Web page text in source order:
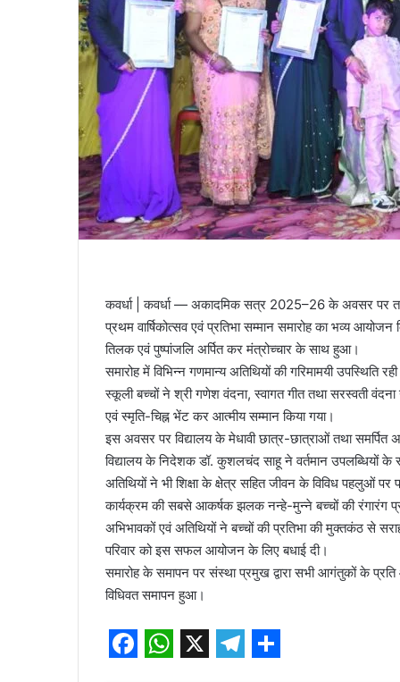
कवर्धा | कवर्धा — अकादमिक सत्र 2025–26 के अवसर पर
प्रथम वार्षिकोत्सव एवं प्रतिभा सम्मान समारोह का भव्य
तिलक एवं पुष्पांजलि अर्पित कर मंत्रोच्चार के साथ हुआ।
समारोह में विभिन्न गणमान्य अतिथियों की गरिमामयी उपस्थिति
स्कूली बच्चों ने श्री गणेश वंदना, स्वागत गीत तथा सरस्वती
एवं स्मृति-चिह्न भेंट कर आत्मीय सम्मान किया गया।
इस अवसर पर विद्यालय के मेधावी छात्र-छात्राओं तथा
विद्यालय के निदेशक डॉ. कुशलचंद साहू ने वर्तमान उपलब्धियों के
अतिथियों ने भी शिक्षा के क्षेत्र सहित जीवन के विविध पहलुओं पर
कार्यक्रम की सबसे आकर्षक झलक नन्हे-मुन्ने बच्चों की रंगारंग
अभिभावकों एवं अतिथियों ने बच्चों की प्रतिभा की मुक्तकंठ से
परिवार को इस सफल आयोजन के लिए बधाई दी।
समारोह के समापन पर संस्था प्रमुख द्वारा सभी आगंतुकों के
विधिवत समापन हुआ।